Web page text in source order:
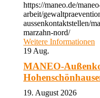
https://maneo.de/
arbeit/
aussenkontaktstellen/
marzahn-nord/
Weitere Informationen
19 Aug.
MANEO-
19. August 2026